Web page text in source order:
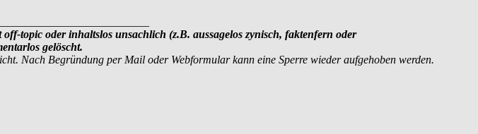
topic oder inhaltslos unsachlich (z.B. aussagelos zynisch, faktenfern oder
gelöscht.
Nach Begründung per Mail oder Webformular kann eine Sperre wieder aufgehoben werden.